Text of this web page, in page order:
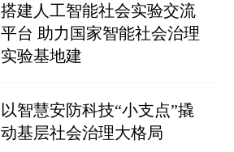
搭建人工智能社会实验交流
平台 助力国家智能社会治理
实验基地建
以智慧安防科技“小支点”撬
动基层社会治理大格局